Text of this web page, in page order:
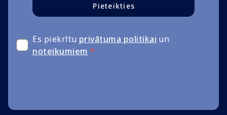
Pieteikties
Es piekrītu privātuma politikai un
noteikumiem *